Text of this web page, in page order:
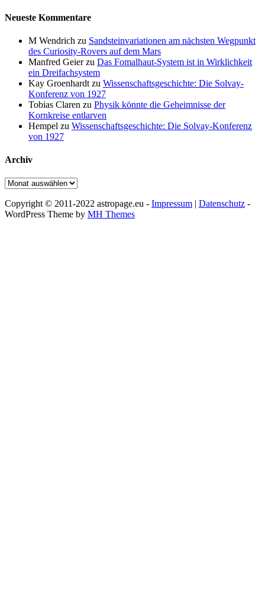
Neueste Kommentare
M Wendrich zu Sandsteinvariationen am nächsten Wegpunkt
des Curiosity-Rovers auf dem Mars
Manfred Geierzu Das Fomalhaut-System ist in Wirklichkeit
ein Dreifachsystem
Kay Groenhardt zu Wissenschaftsgeschichte: Die Solvay-
Konferenz von 1927
Tobias Claren zu Physik könnte die Geheimnisse der
Kornkreise entlarven
Hempel zu Wissenschaftsgeschichte: Die Solvay-Konferenz
von 1927
Archiv
Archiv
Copyright © 2011-2022 astropage.eu - Impressum | Datenschutz -
WordPress Theme by MH Themes